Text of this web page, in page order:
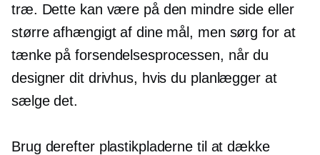
træ. Dette kan være på den mindre side eller
større afhængigt af dine mål, men sørg for at
tænke på forsendelsesprocessen, når du
designer dit drivhus, hvis du planlægger at
sælge det.
Brug derefter plastikpladerne til at dække